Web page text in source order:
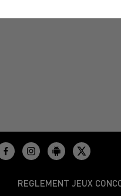
REGLEMENT JEUX